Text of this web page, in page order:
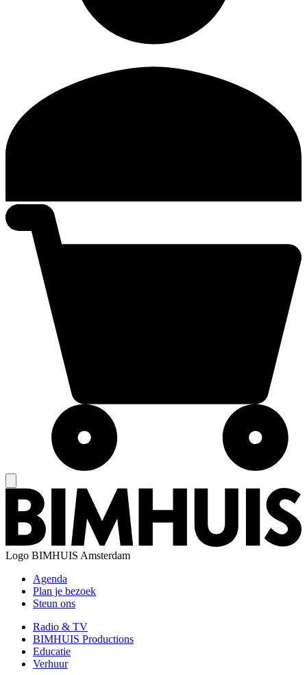
Logo BIMHUIS Amsterdam
Agenda
Plan je bezoek
Steun ons
Radio & TV
BIMHUIS Productions
Educatie
Verhuur